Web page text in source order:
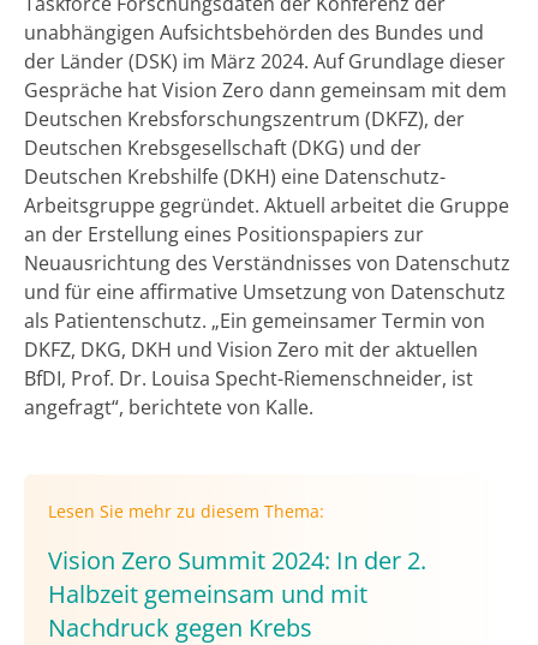
unabhängigen Aufsichtsbehörden des Bundes und
der Länder (DSK) im März 2024. Auf Grundlage dieser
Gespräche hat Vision Zero dann gemeinsam mit dem
Deutschen Krebsforschungszentrum (DKFZ), der
Deutschen Krebsgesellschaft (DKG) und der
Deutschen Krebshilfe (DKH) eine Datenschutz-
Arbeitsgruppe gegründet. Aktuell arbeitet die Gruppe
an der Erstellung eines Positionspapiers zur
Neuausrichtung des Verständnisses von Datenschutz
und für eine affirmative Umsetzung von Datenschutz
als Patientenschutz. „Ein gemeinsamer Termin von
DKFZ, DKG, DKH und Vision Zero mit der aktuellen
BfDI, Prof. Dr. Louisa Specht-Riemenschneider, ist
angefragt“, berichtete von Kalle.
Lesen Sie mehr zu diesem Thema:
Vision Zero Summit 2024: In der 2.
Halbzeit gemeinsam und mit
Nachdruck gegen Krebs